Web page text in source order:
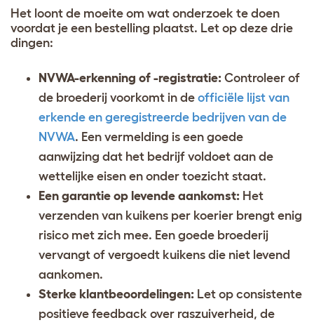
Het loont de moeite om wat onderzoek te doen
voordat je een bestelling plaatst. Let op deze drie
dingen:
NVWA-erkenning of -registratie: Controleer of
de broederij voorkomt in de officiële lijst van
erkende en geregistreerde bedrijven van de
NVWA. Een vermelding is een goede
aanwijzing dat het bedrijf voldoet aan de
wettelijke eisen en onder toezicht staat.
Een garantie op levende aankomst: Het
verzenden van kuikens per koerier brengt enig
risico met zich mee. Een goede broederij
vervangt of vergoedt kuikens die niet levend
aankomen.
Sterke klantbeoordelingen: Let op consistente
positieve feedback over raszuiverheid, de